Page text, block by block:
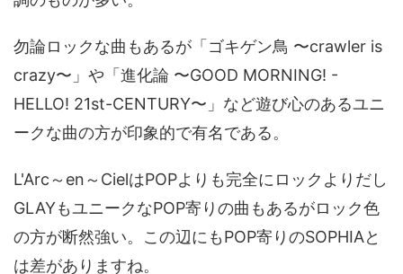
勿論ロックな曲もあるが「ゴキゲン鳥 〜crawler is
crazy〜」や「進化論 〜GOOD MORNING! -
HELLO! 21st-CENTURY〜」など遊び心のあるユニ
ークな曲の方が印象的で有名である。
L'Arc～en～CielはPOPよりも完全にロックよりだし
GLAYもユニークなPOP寄りの曲もあるがロック色
の方が断然強い。この辺にもPOP寄りのSOPHIAと
は差がありますね。